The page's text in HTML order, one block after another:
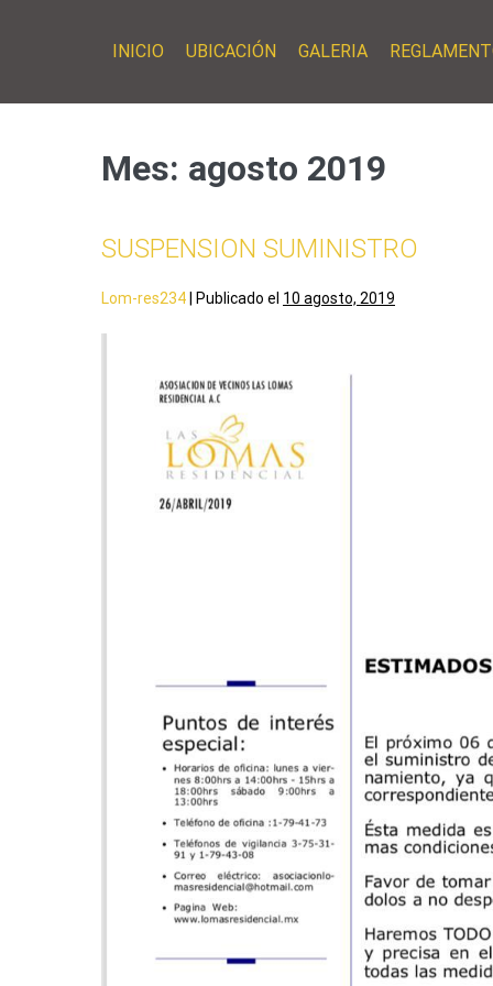
INICIO UBICACIÓN GALERIA
Mes: agosto 2019
SUSPENSION SUMINISTRO
Lom-res234 Publicado el 10 agosto, 2019